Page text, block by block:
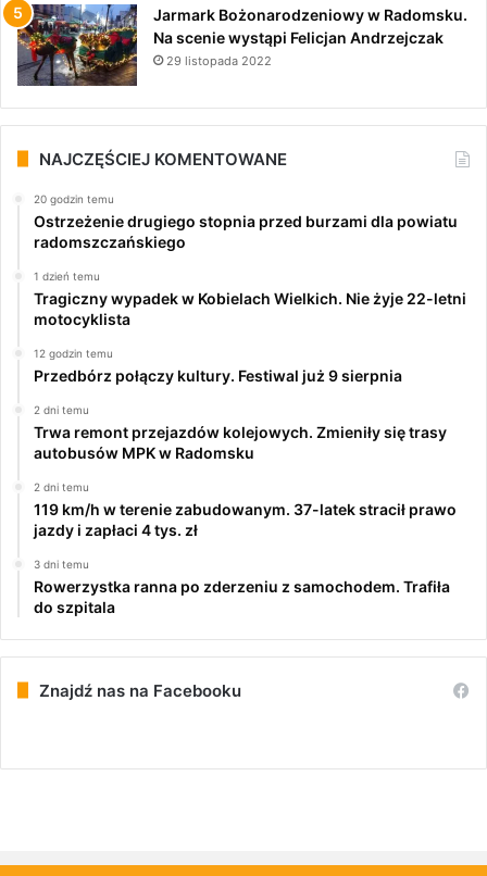
Jarmark Bożonarodzeniowy w Radomsku.
Na scenie wystąpi Felicjan Andrzejczak
29 listopada 2022
NAJCZĘŚCIEJ KOMENTOWANE
20 godzin temu
Ostrzeżenie drugiego stopnia przed burzami dla powiatu
radomszczańskiego
1 dzień temu
Tragiczny wypadek w Kobielach Wielkich. Nie żyje 22-letni
motocyklista
12 godzin temu
Przedbórz połączy kultury. Festiwal już 9 sierpnia
2 dni temu
Trwa remont przejazdów kolejowych. Zmieniły się trasy
autobusów MPK w Radomsku
2 dni temu
119 km/h w terenie zabudowanym. 37-latek stracił prawo
jazdy i zapłaci 4 tys. zł
3 dni temu
Rowerzystka ranna po zderzeniu z samochodem. Trafiła
do szpitala
Znajdź nas na Facebooku